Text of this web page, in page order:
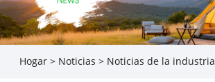
Hogar > Noticias > Noticias de la industria